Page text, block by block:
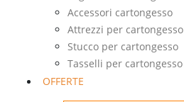
Accessori cartongesso
Attrezzi per cartongesso
Stucco per cartongesso
Tasselli per cartongesso
OFFERTE